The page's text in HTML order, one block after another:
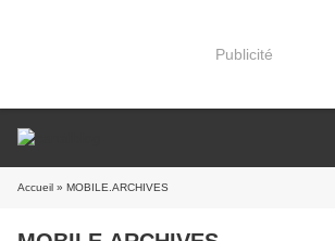
Publicité
Accueil » MOBILE.ARCHIVES